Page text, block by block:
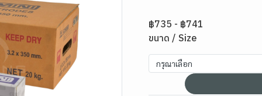
฿735 - ฿741
ขนาด / Size
กรุณาเลือก